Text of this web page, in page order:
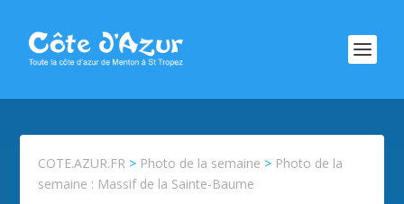
COTE.AZUR.FR > Photo de la semaine > Photo de la
semaine : Massif de la Sainte-Baume